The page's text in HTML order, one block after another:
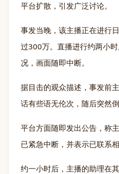
平台扩散，引发广泛讨论。
事发当晚，该主播正在进行
过300万。直播进行约两小
况，画面随即中断。
据目击的观众描述，事发前
话有些语无伦次，随后突然
平台方面随即发出公告，称
已紧急中断，并表示已联系
约一小时后，主播的助理在